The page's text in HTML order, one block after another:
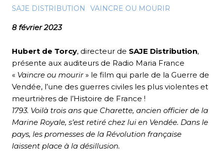
SAJE DISTRIBUTION
VAINCRE OU MOURIR
8 février 2023
Hubert de Torcy, directeur de SAJE Distribution,
présente aux auditeurs de Radio Maria France
« Vaincre ou mourir» le film qui parle de la Guerre de
Vendée, l’une des guerres civiles les plus violentes et
meurtrières de l’Histoire de France !
1793. Voilà trois ans que Charette, ancien officier de la
Marine Royale, s’est retiré chez lui en Vendée. Dans le
pays, les promesses de la Révolution française
laissent place à la désillusion.